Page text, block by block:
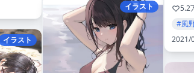
イラスト
イラスト
5.2
#風
2021/